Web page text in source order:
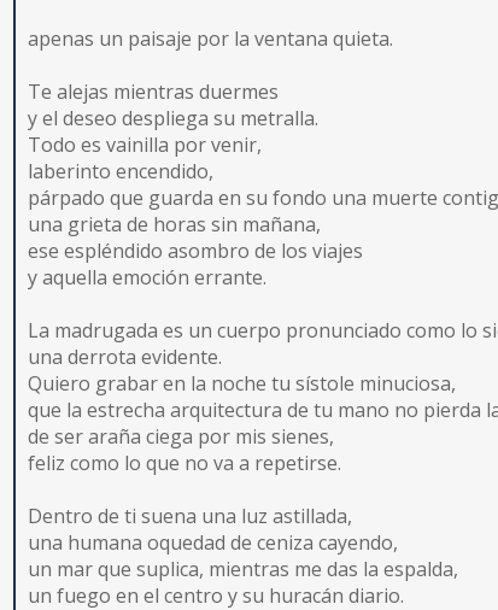
apenas un paisaje por la ventana quieta.
Te alejas mientras duermes
y el deseo despliega su metralla.
Todo es vainilla por venir,
laberinto encendido,
párpado que guarda en su fondo una muerte
una grieta de horas sin mañana,
ese espléndido asombro de los viajes
y aquella emoción errante.
La madrugada es un cuerpo pronunciado como lo
una derrota evidente.
Quiero grabar en la noche tu sístole minuciosa,
que la estrecha arquitectura de tu mano no pierda
de ser araña ciega por mis sienes,
feliz como lo que no va a repetirse.
Dentro de ti suena una luz astillada,
una humana oquedad de ceniza cayendo,
un mar que suplica, mientras me das la espalda,
un fuego en el centro y su huracán diario.